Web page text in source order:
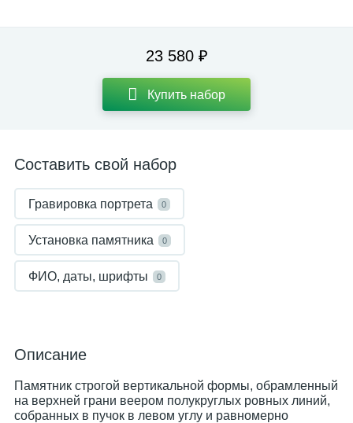
23 580 ₽
Купить набор
Составить свой набор
Гравировка портрета 0
Установка памятника 0
ФИО, даты, шрифты 0
Описание
Памятник строгой вертикальной формы, обрамленный
на верхней грани веером полукруглых ровных линий,
собранных в пучок в левом углу и равномерно